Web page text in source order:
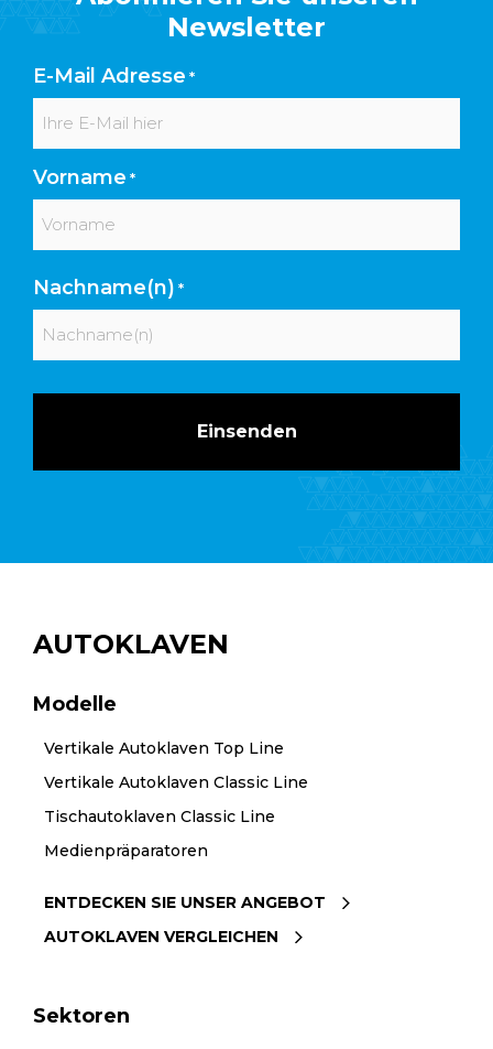
Newsletter
E-Mail Adresse *
Vorname *
Nachname(n) *
AUTOKLAVEN
Modelle
Vertikale Autoklaven Top Line
Vertikale Autoklaven Classic Line
Tischautoklaven Classic Line
Medienpräparatoren
ENTDECKEN SIE UNSER ANGEBOT
AUTOKLAVEN VERGLEICHEN
Sektoren